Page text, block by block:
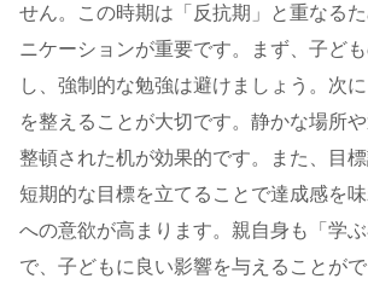
せん。この時期は「反抗期」と重なる
ニケーションが重要です。まず、子ど
し、強制的な勉強は避けましょう。次に
を整えることが大切です。静かな場所
整頓された机が効果的です。また、目標
短期的な目標を立てることで達成感を
への意欲が高まります。親自身も「学
で、子どもに良い影響を与えることがで